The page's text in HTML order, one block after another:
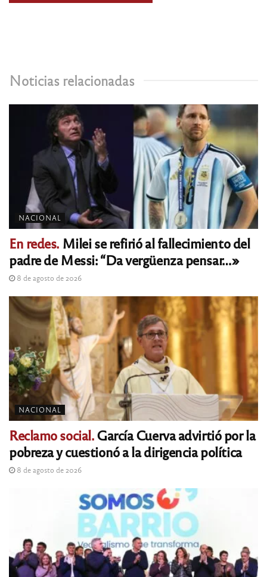
Noticias relacionadas
NACIONAL
En redes. Milei se refirió al fallecimiento del
padre de Messi: “Da vergüenza pensar…»
8 de agosto de 2026
NACIONAL
Reclamo social.García Cuerva advirtió por la
pobreza y cuestionó a la dirigencia política
8 de agosto de 2026